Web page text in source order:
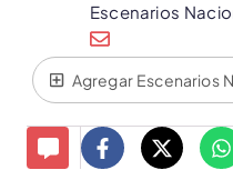
Escenarios
Agregar Escenarios